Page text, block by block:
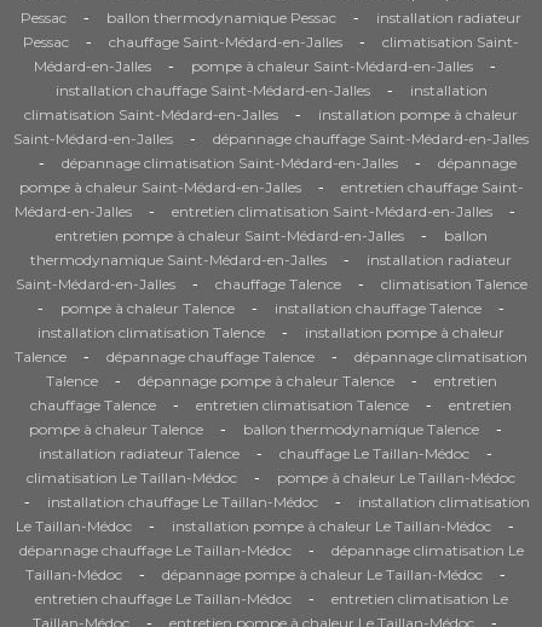
Pessac
- ballon thermodynamique Pessac -
installation radiateur
Pessac
- chauffage Saint-Médard-en-Jalles -
climatisation Saint-
Médard-en-Jalles
- pompe à chaleur Saint-Médard-en-Jalles -
installation chauffage Saint-Médard-en-Jalles -
installation
climatisation Saint-Médard-en-Jalles
-
installation pompe à chaleur
Saint-Médard-en-Jalles
- dépannage chauffage Saint-Médard-en-Jalles
- dépannage climatisation Saint-Médard-en-Jalles -
dépannage
pompe à chaleur Saint-Médard-en-Jalles
-
entretien chauffage Saint-
Médard-en-Jalles
- entretien climatisation Saint-Médard-en-Jalles -
entretien pompe à chaleur Saint-Médard-en-Jalles -
ballon
thermodynamique Saint-Médard-en-Jalles
-
installation radiateur
Saint-Médard-en-Jalles
- chauffage Talence - climatisation Talence
- pompe à chaleur Talence - installation chauffage Talence -
installation climatisation Talence -
installation pompe à chaleur
Talence
- dépannage chauffage Talence -
dépannage climatisation
Talence
- dépannage pompe à chaleur Talence -
entretien
chauffage Talence
- entretien climatisation Talence -
entretien
pompe à chaleur Talence
- ballon thermodynamique Talence -
installation radiateur Talence - chauffage Le Taillan-Médoc -
climatisation Le Taillan-Médoc - pompe à chaleur Le Taillan-Médoc
- installation chauffage Le Taillan-Médoc -
installation climatisation
Le Taillan-Médoc
- installation pompe à chaleur Le Taillan-Médoc -
dépannage chauffage Le Taillan-Médoc -
dépannage climatisation Le
Taillan-Médoc
- dépannage pompe à chaleur Le Taillan-Médoc -
entretien chauffage Le Taillan-Médoc -
entretien climatisation Le
Taillan-Médoc
- entretien pompe à chaleur Le Taillan-Médoc -